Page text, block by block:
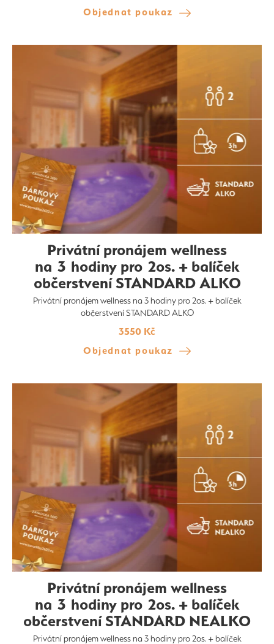
Objednat poukaz
Privátní pronájem wellness
na 3 hodiny pro 2os. + balíček
občerstvení STANDARD ALKO
Privátní pronájem wellness na 3 hodiny pro 2os. + balíček
občerstvení STANDARD ALKO
3550 Kč
Objednat poukaz
Privátní pronájem wellness
na 3 hodiny pro 2os. + balíček
občerstvení STANDARD NEALKO
Privátní pronájem wellness na 3 hodiny pro 2os. + balíček